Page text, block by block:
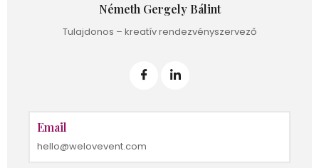
Németh Gergely Bálint
Tulajdonos – kreatív rendezvényszervező
Email
hello@welovevent.com